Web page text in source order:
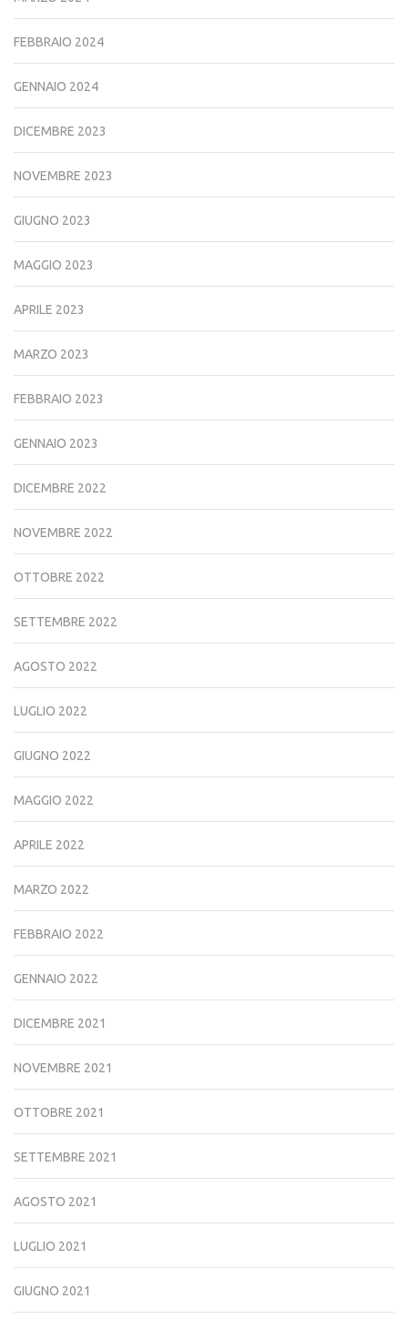
FEBBRAIO 2024
GENNAIO 2024
DICEMBRE 2023
NOVEMBRE 2023
GIUGNO 2023
MAGGIO 2023
APRILE 2023
MARZO 2023
FEBBRAIO 2023
GENNAIO 2023
DICEMBRE 2022
NOVEMBRE 2022
OTTOBRE 2022
SETTEMBRE 2022
AGOSTO 2022
LUGLIO 2022
GIUGNO 2022
MAGGIO 2022
APRILE 2022
MARZO 2022
FEBBRAIO 2022
GENNAIO 2022
DICEMBRE 2021
NOVEMBRE 2021
OTTOBRE 2021
SETTEMBRE 2021
AGOSTO 2021
LUGLIO 2021
GIUGNO 2021